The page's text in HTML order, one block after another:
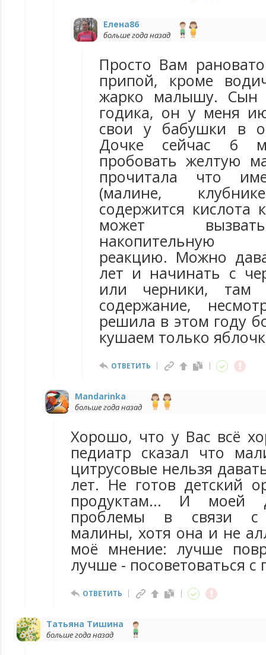
Елена86
больше года назад
Просто Вам
припой, кроме
жарко малышу. Сын
годика, он у меня
свои у бабушки в
Дочке сейчас 6
пробовать желтую
прочитала что
(малине,
содержится кислота
может
накопительную
реакцию. Можно
лет и начинать с
или черники, там
содержание,
решила в этом году
кушаем только
ОТВЕТИТЬ
Mandarinka
больше года назад
Хорошо, что у Вас всё
педиатр сказал что
цитрусовые нельзя
лет. Не готов детский
продуктам... И моей
проблемы в связи с
малины, хотя она и не
моё мнение: лучше
лучше - посоветоваться с
ОТВЕТИТЬ
Татьяна Тишина
больше года назад